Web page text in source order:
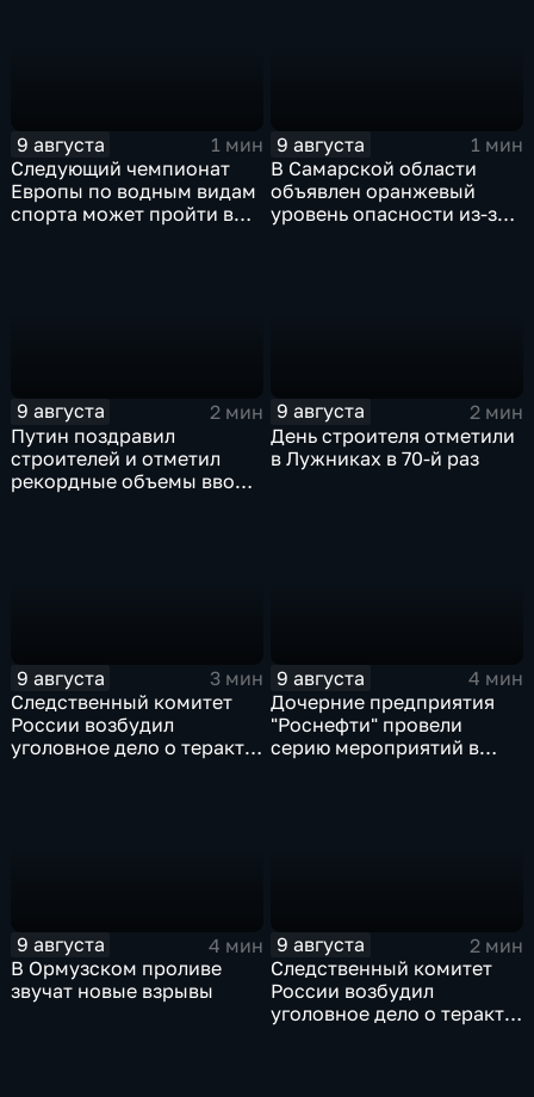
9 августа
1 мин
Следующий чемпионат
Европы по водным видам
спорта может пройти в
9 августа
1 мин
В Самарской области
объявлен оранжевый
уровень опасности из-за
9 августа
2 мин
Путин поздравил
строителей и отметил
рекордные объемы ввода
9 августа
2 мин
День строителя отметили
в Лужниках в 70-й раз
9 августа
3 мин
Следственный комитет
России возбудил
уголовное дело о теракте
9 августа
4 мин
Дочерние предприятия
"Роснефти" провели
серию мероприятий в
9 августа
4 мин
В Ормузском проливе
звучат новые взрывы
9 августа
2 мин
Следственный комитет
России возбудил
уголовное дело о теракте